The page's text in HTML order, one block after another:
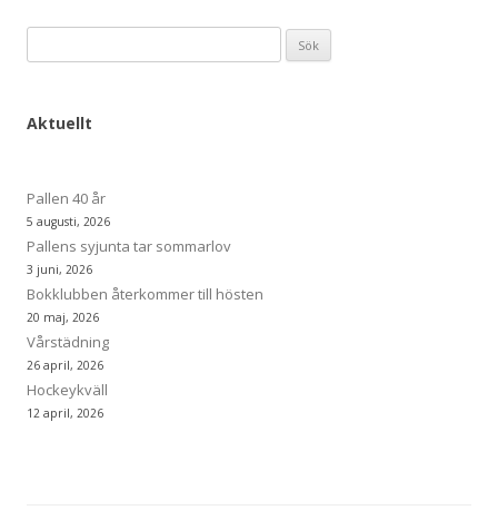
efter:
Aktuellt
Pallen 40 år
5 augusti, 2026
Pallens syjunta tar sommarlov
3 juni, 2026
Bokklubben återkommer till hösten
20 maj, 2026
Vårstädning
26 april, 2026
Hockeykväll
12 april, 2026